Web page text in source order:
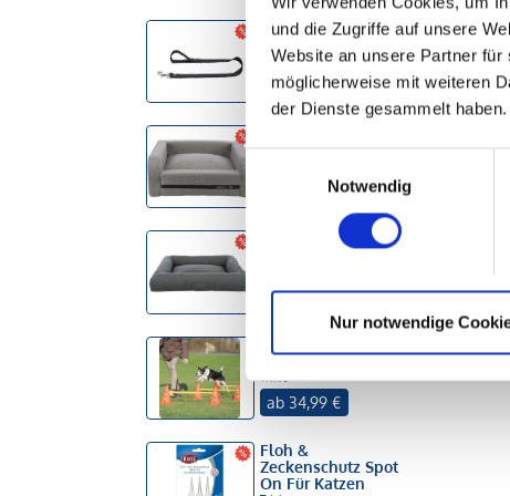
und die Zugriffe auf unsere
Website an unsere Partner
möglicherweise mit weiteren
der Dienste gesammelt haben.
Einwilligungsauswahl
Notwendig
Nur notwendige
Nylon Leine
Trixie
Vital Bett Pulito
Set
Trixie
ab 34,99 €
Floh &
Zeckenschutz Spot
On Für Katzen